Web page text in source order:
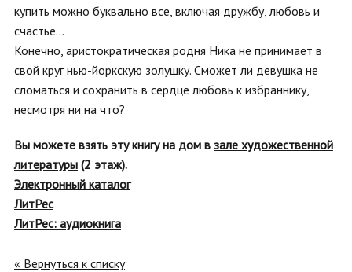
купить можно буквально все, включая дружбу, любовь и
счастье…
Конечно, аристократическая родня Ника не принимает в
свой круг нью-йоркскую золушку. Сможет ли девушка не
сломаться и сохранить в сердце любовь к избраннику,
несмотря ни на что?
Вы можете взять эту книгу на дом в зале художественной
литературы (2 этаж).
Электронный каталог
ЛитРес
ЛитРес: аудиокнига
« Вернуться к списку